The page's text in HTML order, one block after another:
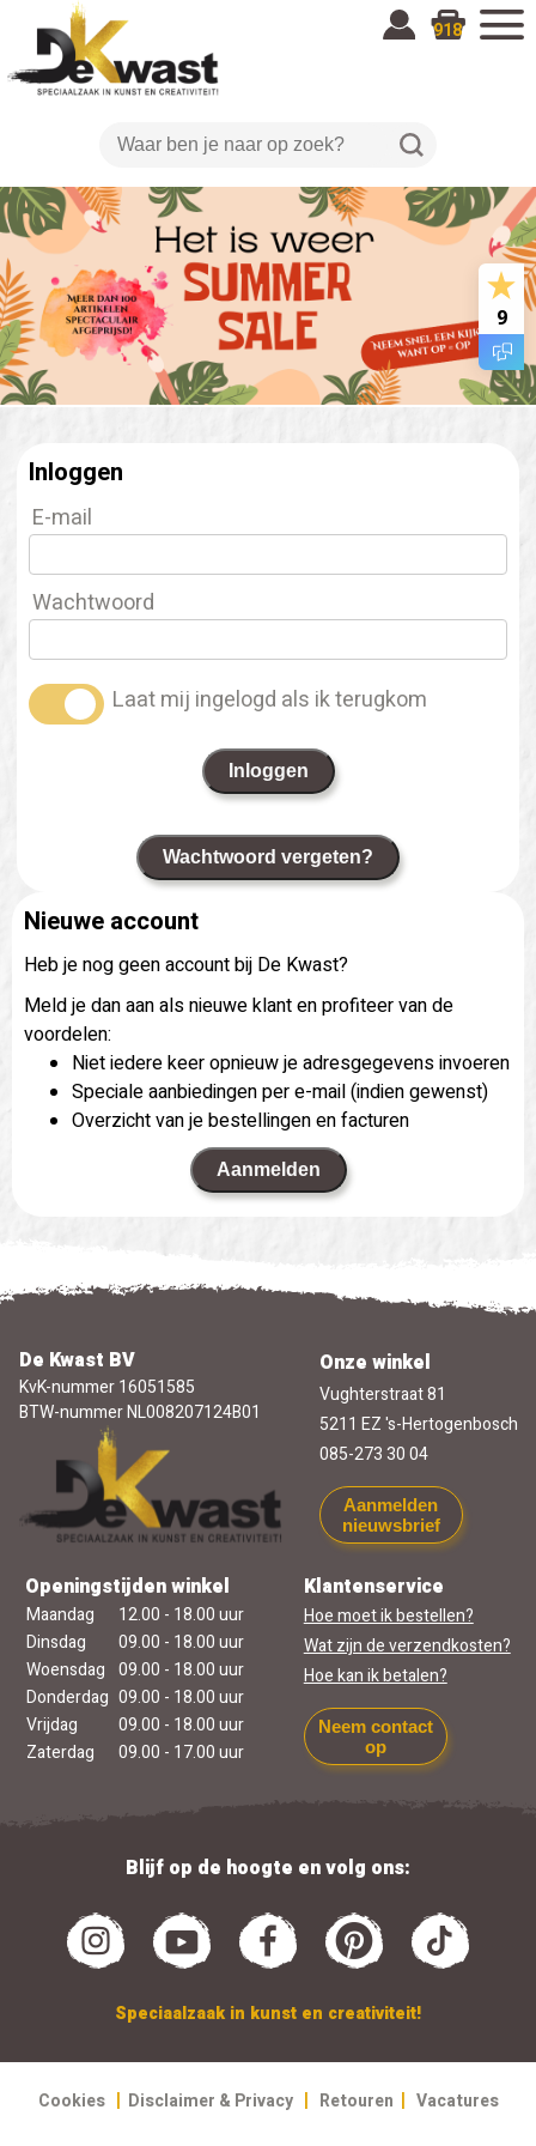
918
9
Inloggen
E-mail
Wachtwoord
Laat mij ingelogd als ik terugkom
Inloggen
Wachtwoord vergeten?
Nieuwe account
Heb je nog geen account bij De Kwast?
Meld je dan aan als nieuwe klant en profiteer van de
voordelen:
Niet iedere keer opnieuw je adresgegevens invoeren
Speciale aanbiedingen per e-mail (indien gewenst)
Overzicht van je bestellingen en facturen
Aanmelden
De Kwast BV
KvK-nummer 16051585
BTW-nummer NL008207124B01
Onze winkel
Vughterstraat 81
5211 EZ 's-Hertogenbosch
085-273 30 04
Aanmelden
nieuwsbrief
Openingstijden winkel
Maandag
12.00 - 18.00 uur
Dinsdag
09.00 - 18.00 uur
Woensdag 09.00 - 18.00 uur
Donderdag 09.00 - 18.00 uur
Vrijdag
09.00 - 18.00 uur
Zaterdag
09.00 - 17.00 uur
Klantenservice
Hoe moet ik bestellen?
Wat zijn de verzendkosten?
Hoe kan ik betalen?
Neem contact
op
Blijf op de hoogte en volg ons:
Speciaalzaak in kunst en creativiteit!
Cookies | Disclaimer & Privacy | Retouren | Vacatures